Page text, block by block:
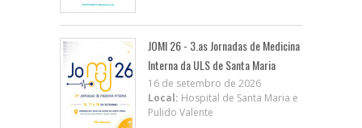
JOMI 26 - 3.as Jornadas de Medicina
Interna da ULS de Santa Maria
16 de setembro de 2026
Local: Hospital de Santa Maria e
Pulido Valente